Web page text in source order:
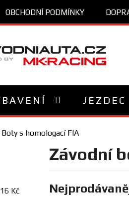
OBCHODNÍ PODMÍNKY
JEZDEC
Boty s homologací FIA
Kč
Závodní